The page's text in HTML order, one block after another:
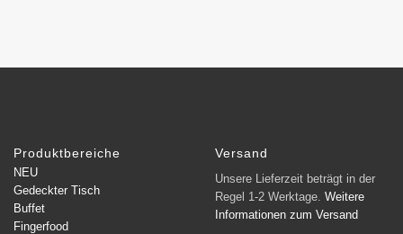
Produktbereiche
NEU
Gedeckter Tisch
Buffet
Fingerfood
Versand
Unsere Lieferzeit beträgt in der
Regel 1-2 Werktage. Weitere
Informationen zum Versand